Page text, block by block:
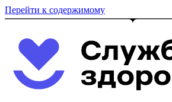
Перейти к содержимому